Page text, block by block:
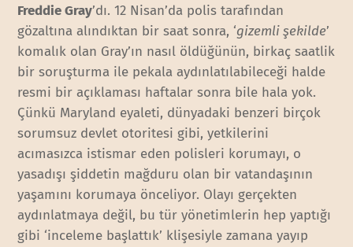
Freddie Gray’dı. 12 Nisan’da polis tarafından
gözaltına alındıktan bir saat sonra, ‘gizemli şekilde’
komalık olan Gray’ın nasıl öldüğünün, birkaç saatlik
bir soruşturma ile pekala aydınlatılabileceği halde
resmi bir açıklaması haftalar sonra bile hala yok.
Çünkü Maryland eyaleti, dünyadaki benzeri birçok
sorumsuz devlet otoritesi gibi, yetkilerini
acımasızca istismar eden polisleri korumayı, o
yasadışı şiddetin mağduru olan bir vatandaşının
yaşamını korumaya önceliyor. Olayı gerçekten
aydınlatmaya değil, bu tür yönetimlerin hep yaptığı
gibi ‘inceleme başlattık’ klişesiyle zamana yayıp